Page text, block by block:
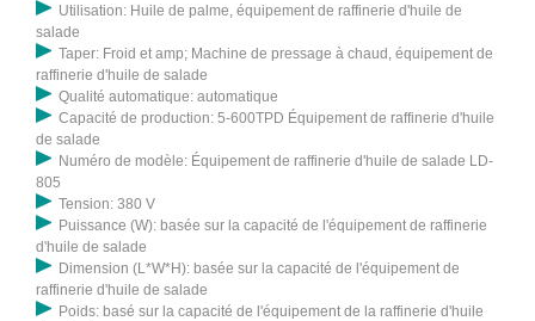
Utilisation: Huile de palme, équipement de raffinerie d'huile de
salade
Taper: Froid et amp; Machine de pressage à chaud, équipement de
raffinerie d'huile de salade
Qualité automatique: automatique
Capacité de production: 5-600TPD Équipement de raffinerie d'huile
de salade
Numéro de modèle: Équipement de raffinerie d'huile de salade LD-
805
Tension: 380 V
Puissance (W): basée sur la capacité de l'équipement de raffinerie
d'huile de salade
Dimension (L*W*H): basée sur la capacité de l'équipement de
raffinerie d'huile de salade
Poids: basé sur la capacité de l'équipement de la raffinerie d'huile